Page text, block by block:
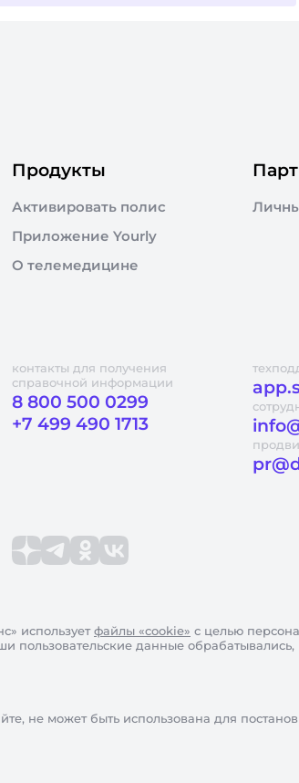
Продукты
Активировать полис
Приложение Yourly
О телемедицине
контакты для получения
справочной информации
8 800 500 0299
+7 499 490 1713
используетфайлы «cookie» с целью
пользовательские данные
не может быть использована для